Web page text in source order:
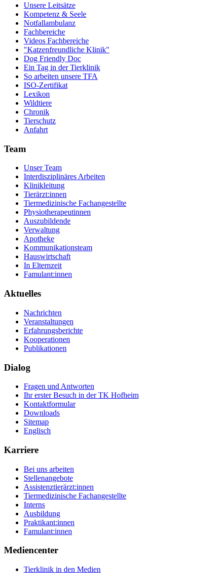
Unsere Leitsätze
Kompetenz & Seele
Notfallambulanz
Fachbereiche
Videos Fachbereiche
"Katzenfreundliche Klinik"
Dog Friendly Doc
Ein Tag in der Tierklinik
So arbeiten unsere TFA
ISO-Zertifikat
Lexikon
Wildtiere
Chronik
Tierschutz
Anfahrt
Team
Unser Team
Interdisziplinäres Arbeiten
Klinikleitung
Tierärzt:innen
Tiermedizinische Fachangestellte
Physiotherapeutinnen
Auszubildende
Verwaltung
Apotheke
Kommunikationsteam
Hauswirtschaft
In Elternzeit
Famulant:innen
Aktuelles
Nachrichten
Veranstaltungen
Erfahrungsberichte
Kooperationen
Publikationen
Dialog
Fragen und Antworten
Ihr erster Besuch in der TK Hofheim
Kontaktformular
Downloads
Sitemap
Englisch
Karriere
Bei uns arbeiten
Stellenangebote
Assistenztierärzt:innen
Tiermedizinische Fachangestellte
Interns
Ausbildung
Praktikant:innen
Famulant:innen
Mediencenter
Tierklinik in den Medien